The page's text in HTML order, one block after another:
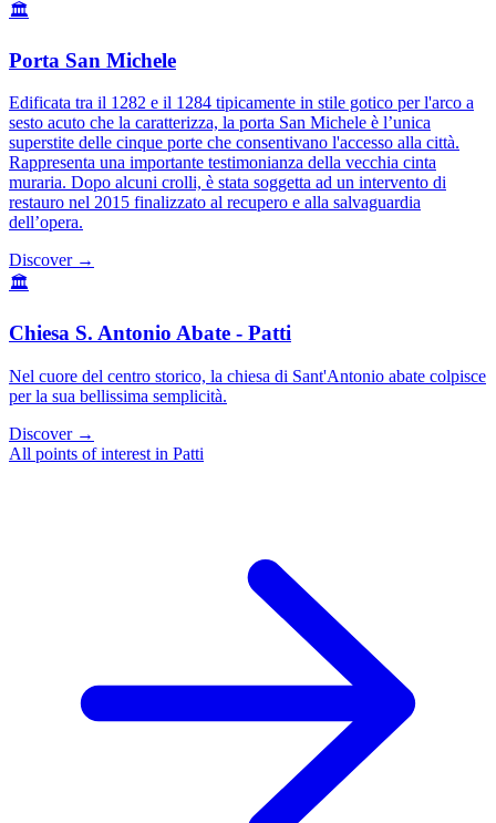
🏛️
Porta San Michele
Edificata tra il 1282 e il 1284 tipicamente in stile gotico per l'arco a
sesto acuto che la caratterizza, la porta San Michele è l’unica
superstite delle cinque porte che consentivano l'accesso alla città.
Rappresenta una importante testimonianza della vecchia cinta
muraria. Dopo alcuni crolli, è stata soggetta ad un intervento di
restauro nel 2015 finalizzato al recupero e alla salvaguardia
dell’opera.
Discover →
🏛️
Chiesa S. Antonio Abate - Patti
Nel cuore del centro storico, la chiesa di Sant'Antonio abate colpisce
per la sua bellissima semplicità.
Discover →
All points of interest in Patti